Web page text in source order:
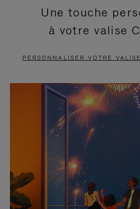
EN
PAUSE,
APPUYEZ
POUR
METTRE
PAUSE
VIDÉO
EST
DÉSACTIVÉ.
CLIQUER
POUR
RÉACTIVER
LE
SON
Une touche
à votre valise
PERSONNALISER VOTRE